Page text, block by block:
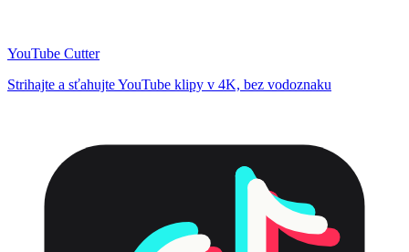
YouTube Cutter
Strihajte a sťahujte YouTube klipy v 4K, bez vodoznaku